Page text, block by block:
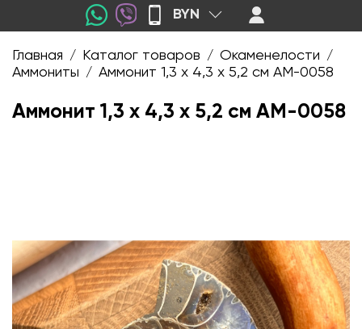
BYN
Главная / Каталог товаров / Окаменелости /
Аммониты / Аммонит 1,3 х 4,3 х 5,2 см AM-0058
Аммонит 1,3 х 4,3 х 5,2 см AM-0058